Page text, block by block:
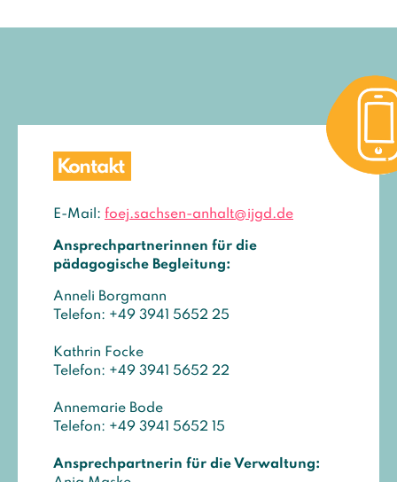
Kontakt
E-Mail: foej.sachsen-anhalt@ijgd.de
Ansprechpartnerinnen für die
pädagogische Begleitung:
Anneli Borgmann
Telefon: +49 3941 5652 25
Kathrin Focke
Telefon: +49 3941 5652 22
Annemarie Bode
Telefon: +49 3941 5652 15
Ansprechpartnerin für die Verwaltung: